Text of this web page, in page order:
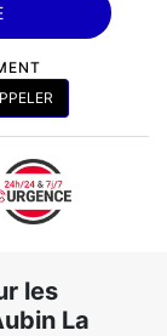
les
La